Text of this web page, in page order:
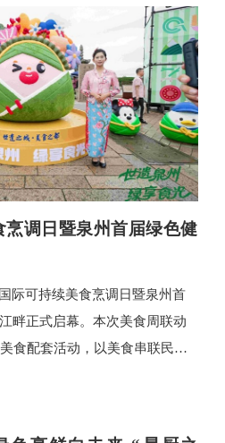
烹调日暨泉州首届绿色健
际可持续美食烹调日暨泉州首
畔正式启幕。本次美食周联动
食配套活动，以美食串联民俗
升级、以城市包容气质诠释世